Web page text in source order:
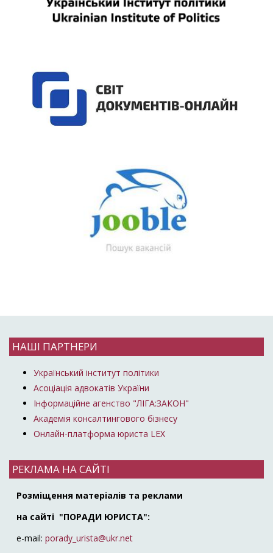
НАШІ ПАРТНЕРИ
Український інститут політики
Асоціація адвокатів України
Інформаційне агенство "ЛІГА:ЗАКОН"
Академія консалтингового бізнесу
Онлайн-платформа юриста LEX
РЕКЛАМА НА САЙТІ
Розміщення матеріалів та реклами
на сайті "ПОРАДИ ЮРИСТА":
e-mail: porady_urista@ukr.net